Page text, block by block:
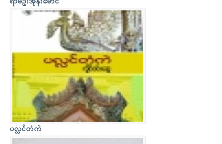
ပလ္လင်တံကဲ